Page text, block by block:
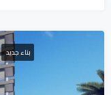
بناء جديد